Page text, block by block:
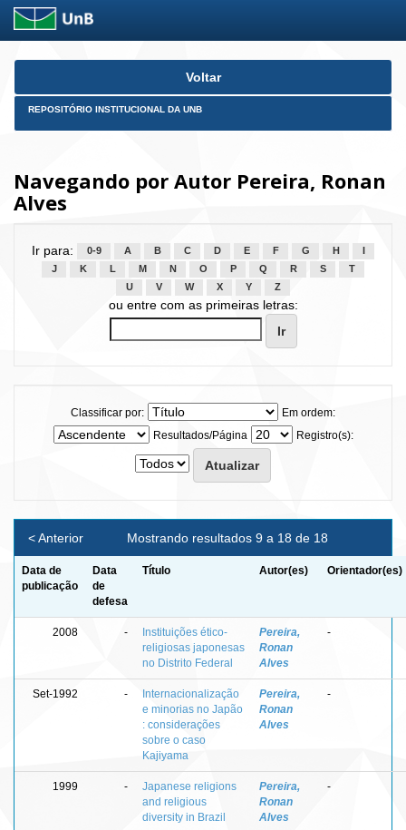
Skip
Voltar
REPOSITÓRIO INSTITUCIONAL DA UNB
Navegando por Autor Pereira, Ronan
Alves
Ir para: 0-9 A B C D E F G H
J
K L M N O P Q R S
T
U
V W X Y Z
ou entre com as primeiras letras:
Classificar por:
Em ordem:
Resultados/Página
Registro(s):
Mostrando resultados 9 a 18 de 18
< Anterior
Data de
publicação
Data
de
defesa
Título Autor(es) Orientador(es)
2008 -
Instituições ético-
religiosas japonesas
no Distrito Federal
Pereira,
Ronan
Alves
-
Set-1992 -
Internacionalização
e minorias no Japão
: considerações
sobre o caso
Kajiyama
Pereira,
Ronan
Alves
-
1999 -
Japanese religions
and religious
diversity in Brazil
Pereira,
Ronan
Alves
-